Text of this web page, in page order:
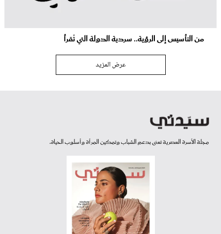
من التأسيس إلى الرؤية.. سردية الدولة التي تُقرأ
عرض المزيد
مجلة الأسرة العصرية تعنى بدعم الشباب وتمكين المرأة وأسلوب الحياة.